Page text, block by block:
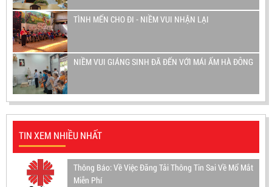
TÌNH MẾN CHO ĐI - NIỀM VUI NHẬN LẠI
NIỀM VUI GIÁNG SINH ĐÃ ĐẾN VỚI MÁI ẤM HÀ ĐÔNG
TIN XEM NHIỀU NHẤT
Thông Báo: Về Việc Đăng Tải Thông Tin Sai Về Mổ Mắt
Miễn Phí